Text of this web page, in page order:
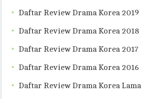
Daftar Review Drama Korea 2019
Daftar Review Drama Korea 2018
Daftar Review Drama Korea 2017
Daftar Review Drama Korea 2016
Daftar Review Drama Korea Lama